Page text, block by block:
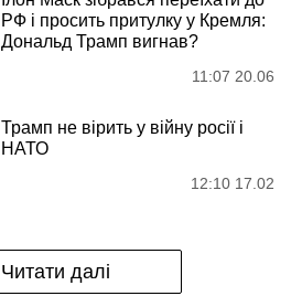
РФ і просить притулку у Кремля:
Дональд Трамп вигнав?
11:07 20.06
Трамп не вірить у війну росії і
НАТО
12:10 17.02
Читати далі